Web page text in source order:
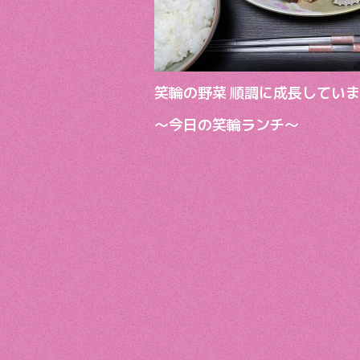
笑輪の野菜 順調に成長してい
〜今日の笑輪ランチ〜